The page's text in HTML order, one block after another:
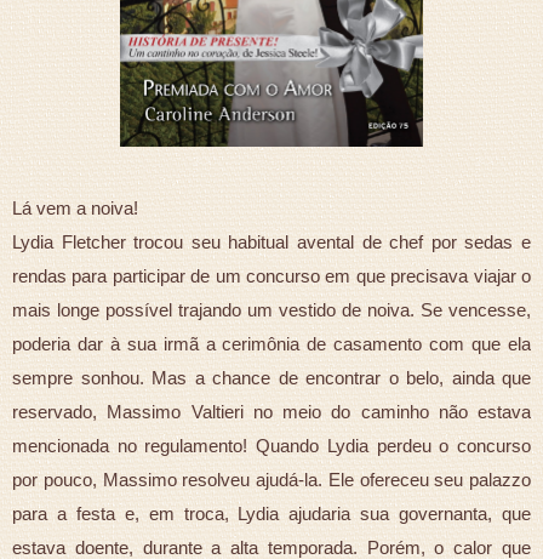
Lá vem a noiva!
Lydia Fletcher trocou seu habitual avental de chef por sedas e
rendas para participar de um concurso em que precisava viajar o
mais longe possível trajando um vestido de noiva. Se vencesse,
poderia dar à sua irmã a cerimônia de casamento com que ela
sempre sonhou. Mas a chance de encontrar o belo, ainda que
reservado, Massimo Valtieri no meio do caminho não estava
mencionada no regulamento! Quando Lydia perdeu o concurso
por pouco, Massimo resolveu ajudá-la. Ele ofereceu seu palazzo
para a festa e, em troca, Lydia ajudaria sua governanta, que
estava doente, durante a alta temporada. Porém, o calor que